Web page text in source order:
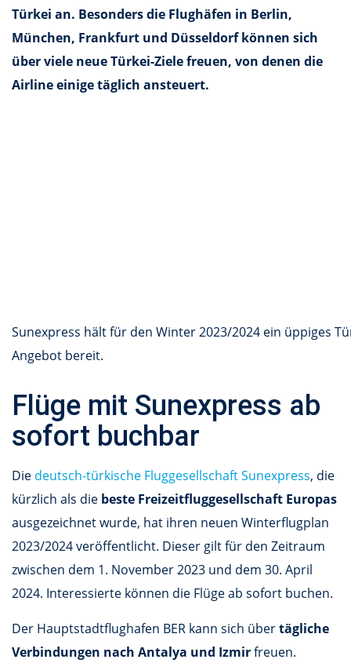
Türkei an. Besonders die Flughäfen in Berlin,
München, Frankfurt und Düsseldorf können sich
über viele neue Türkei-Ziele freuen, von denen die
Airline einige täglich ansteuert.
Sunexpress hält für den Winter 2023/2024 ein üppiges
Angebot bereit.
Flüge mit Sunexpress ab
sofort buchbar
Die deutsch-türkische Fluggesellschaft Sunexpress, die
kürzlich als die beste Freizeitfluggesellschaft Europas
ausgezeichnet wurde, hat ihren neuen Winterflugplan
2023/2024 veröffentlicht. Dieser gilt für den Zeitraum
zwischen dem 1. November 2023 und dem 30. April
2024. Interessierte können die Flüge ab sofort buchen.
Der Hauptstadtflughafen BER kann sich übertägliche
Verbindungen nach Antalya und Izmirfreuen.